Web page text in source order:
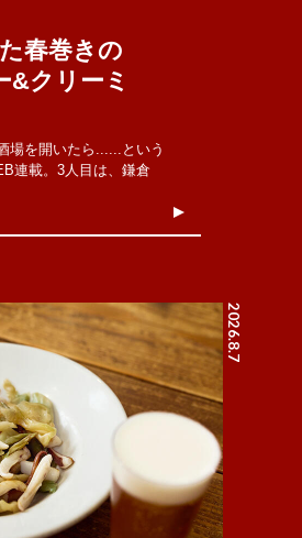
春巻きの
&クリーミ
場を開いたら......という
連載。3人目は、鎌倉
2026.8.7